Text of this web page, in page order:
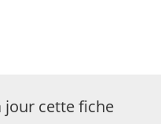
jour cette fiche